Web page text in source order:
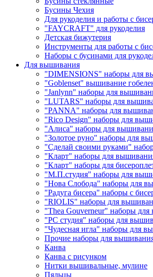
Бусины Чехия
Для рукоделия и работы с
"FAYCRAFT" для рукоделия
Детская бижутерия
Инструменты для работы с
Наборы с бусинами для
Для вышивания
"DIMENSIONS" наборы для
"Goblenset" вышивание
"Janlynn" наборы для
"LUTARS" наборы для
"PANNA" наборы для
"Rico Design" наборы для
"Алиса" наборы для
"Золотое руно" наборы для
"Сделай своими руками"
"Кларт" наборы для
"Кларт" наборы для
"М.П.студия" наборы для
"Нова Слобода" наборы для
"Радуга бисера" наборы с
"RIOLIS" наборы для
"Thea Gouverneur" наборы
"РС студия" наборы для
"Чудесная игла" наборы для
Прочие наборы для
Канва
Канва с рисунком
Нитки вышивальные, мулине
Пяльцы